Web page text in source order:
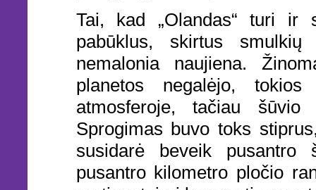
Tai, kad „Olandas“ turi ir
pabūklus, skirtus
nemalonia naujiena.
planetos negalėjo,
atmosferoje, tačiau
Sprogimas buvo toks
susidarė beveik
pusantro kilometro pločio